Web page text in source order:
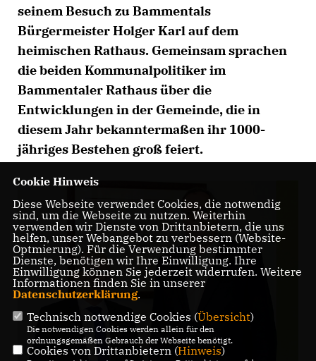
seinem Besuch zu Bammentals
Bürgermeister Holger Karl auf dem
heimischen Rathaus. Gemeinsam sprachen
die beiden Kommunalpolitiker im
Bammentaler Rathaus über die
Entwicklungen in der Gemeinde, die in
diesem Jahr bekanntermaßen ihr 1000-
jähriges Bestehen groß feiert.
Cookie Hinweis
Diese Webseite verwendet Cookies, die notwendig
sind, um die Webseite zu nutzen. Weiterhin
verwenden wir Dienste von Drittanbietern, die uns
helfen, unser Webangebot zu verbessern (Website-
Optmierung). Für die Verwendung bestimmter
Dienste, benötigen wir Ihre Einwilligung. Ihre
Einwilligung können Sie jederzeit widerrufen. Weitere
Informationen finden Sie in unserer
Datenschutzerklärung.
Technisch notwendige Cookies (Übersicht)
Die notwendigen Cookies werden allein für den
ordnungsgemäßen Gebrauch der Webseite benötigt.
Cookies von Drittanbietern (Hinweis)